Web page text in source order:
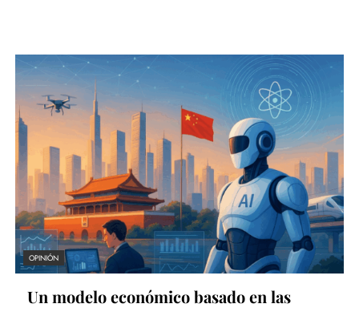
OPINIÓN
Un modelo económico basado en las